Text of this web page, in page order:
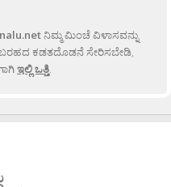
ನಿಮ್ಮ ಮಿಂಚೆ ವಿಳಾಸವನ್ನು
ಬರಹದ ಕಡತದೊಡನೆ ಸೇರಿಸಬೇಡಿ,
ಇಲ್ಲಿ ಒತ್ತಿ.